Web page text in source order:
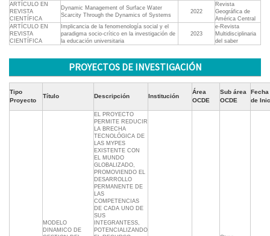
ARTÍCULO EN
REVISTA
CIENTÍFICA
Dynamic Management of Surface Water
Scarcity Through the Dynamics of Systems
2022
Revista
Geográfica de
América Central
ARTÍCULO EN
REVISTA
CIENTÍFICA
Implicancia de la fenomenología social y el
paradigma socio-crítico en la investigación de
la educación universitaria
2023
e-Revista
Multidisciplinaria
del saber
PROYECTOS DE INVESTIGACIÓN
Tipo
Proyecto
Título Descripción Institución
Área
OCDE
Sub área
OCDE
Fecha
de
MODELO
DINAMICO DE
EL PROYECTO
PERMITE REDUCIR
LA BRECHA
TECNOLÓGICA DE
LAS MYPES
EXISTENTE CON
EL MUNDO
GLOBALIZADO,
PROMOVIENDO EL
DESARROLLO
PERMANENTE DE
LAS
COMPETENCIAS
DE CADA UNO DE
SUS
INTEGRANTESS,
POTENCIALIZANDO